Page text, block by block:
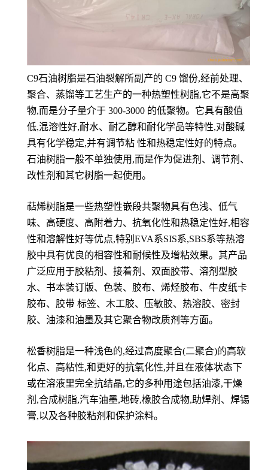
C9石油树脂是石油裂解所副产的 C9 馏份,经前处理、
聚合、蒸馏等工艺生产的一种热塑性树脂,它不是高聚
物,而是分子量介于 300-3000 的低聚物。它具有酸值
低,混溶性好,耐水、耐乙醇和耐化学品等特性,对酸碱
具有化学稳定,并有调节粘 性和热稳定性好的特点。
石油树脂一般不单独使用,而是作为促进剂、调节剂、
改性剂和其它树脂一起使用。
萜烯树脂是一些热塑性嵌段共聚物具有色浅、低气
味、高硬度、高附着力、抗氧化性和热稳定性好,相容
性和溶解性好等优点,特别EVA系SIS系,SBS系等热溶
胶中具有优良的相容性和耐候性及增粘效果。其产品
广泛应用于胶粘剂、接着剂、双面胶带、溶剂型胶
水、书本装订版、色装、胶布、烯烃胶布、牛皮纸卡
胶布、胶带 标签、木工胶、压敏胶、热溶胶、密封
胶、油漆和油墨及其它聚合物改质剂等方面。
松香树脂是一种浅色的,经过高度聚合(二聚合)的高软
化点、高粘性,和更好的抗氧化性,并且在液体状态下
或在溶液里完全抗结晶,它的多种用途包括油漆,干燥
剂,合成树脂,汽车油墨,地砖,橡胶合成物,助焊剂、焊锡
膏,以及各种胶粘剂和保护涂料。